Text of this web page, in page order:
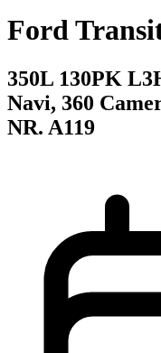
Ford
350L 130PK
Navi, 360
NR. A119